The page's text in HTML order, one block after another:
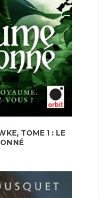
TOME 1 : LE